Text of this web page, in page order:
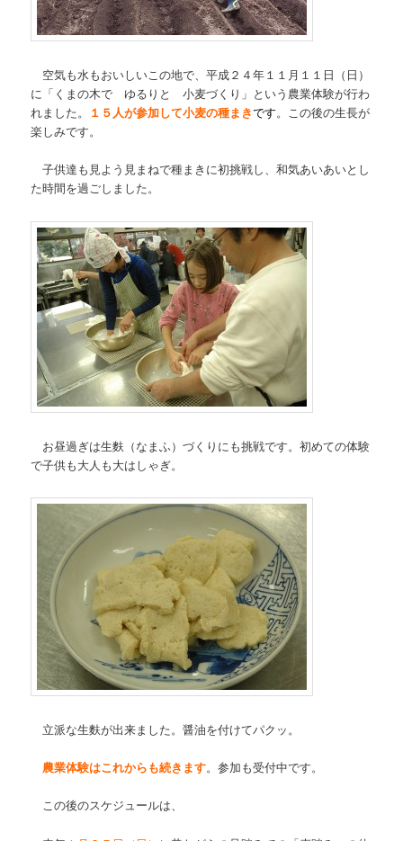
空気も水もおいしいこの地で、平成２４年１１月１１日（日）
に「くまの木で ゆるりと 小麦づくり」という農業体験が行わ
れました。
１５人が参加して小麦の種まきです。この後の生長が
楽しみです。
子供達も見よう見まねで種まきに初挑戦し、和気あいあいとし
た時間を過ごしました。
お昼過ぎは生麩（なまふ）づくりにも挑戦です。初めての体験
で子供も大人も大はしゃぎ。
立派な生麩が出来ました。醤油を付けてパクッ。
農業体験はこれからも続きます。参加も受付中です。
この後のスケジュールは、